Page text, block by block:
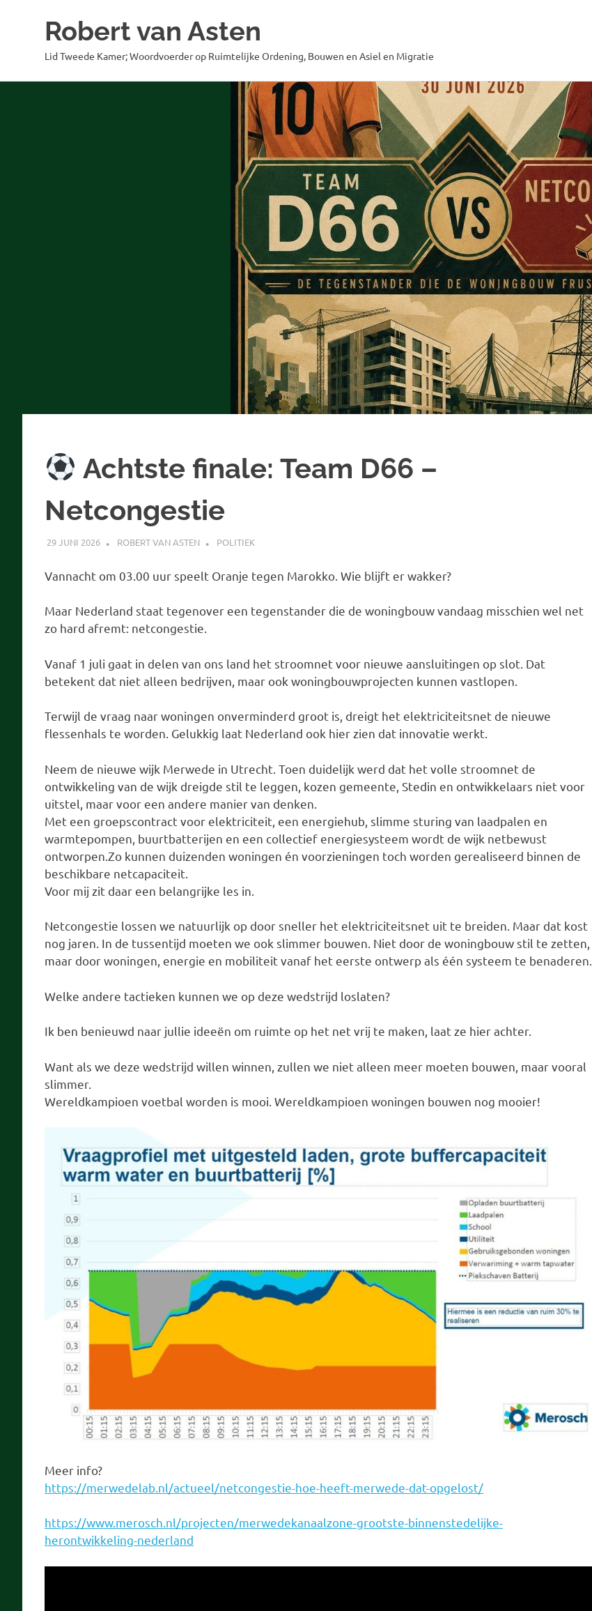
Robert van Asten
Lid Tweede Kamer; Woordvoerder op Ruimtelijke Ordening, Bouwen en Asiel en Migratie
Achtste finale: Team D66 –
Netcongestie
29 JUNI 2026 ROBERT VAN ASTEN POLITIEK
Vannacht om 03.00 uur speelt Oranje tegen Marokko. Wie blijft er wakker?
Maar Nederland staat tegenover een tegenstander die de woningbouw vandaag misschien wel net
zo hard afremt: netcongestie.
Vanaf 1 juli gaat in delen van ons land het stroomnet voor nieuwe aansluitingen op slot. Dat
betekent dat niet alleen bedrijven, maar ook woningbouwprojecten kunnen vastlopen.
Terwijl de vraag naar woningen onverminderd groot is, dreigt het elektriciteitsnet de nieuwe
flessenhals te worden. Gelukkig laat Nederland ook hier zien dat innovatie werkt.
Neem de nieuwe wijk Merwede in Utrecht. Toen duidelijk werd dat het volle stroomnet de
ontwikkeling van de wijk dreigde stil te leggen, kozen gemeente, Stedin en ontwikkelaars niet voor
uitstel, maar voor een andere manier van denken.
Met een groepscontract voor elektriciteit, een energiehub, slimme sturing van laadpalen en
warmtepompen, buurtbatterijen en een collectief energiesysteem wordt de wijk netbewust
ontworpen.Zo kunnen duizenden woningen én voorzieningen toch worden gerealiseerd binnen de
beschikbare netcapaciteit.
Voor mij zit daar een belangrijke les in.
Netcongestie lossen we natuurlijk op door sneller het elektriciteitsnet uit te breiden. Maar dat kost
nog jaren. In de tussentijd moeten we ook slimmer bouwen. Niet door de woningbouw stil te zetten,
maar door woningen, energie en mobiliteit vanaf het eerste ontwerp als één systeem te benaderen.
Welke andere tactieken kunnen we op deze wedstrijd loslaten?
Ik ben benieuwd naar jullie ideeën om ruimte op het net vrij te maken, laat ze hier achter.
Want als we deze wedstrijd willen winnen, zullen we niet alleen meer moeten bouwen, maar vooral
slimmer.
Wereldkampioen voetbal worden is mooi. Wereldkampioen woningen bouwen nog mooier!
Meer info?
https://merwedelab.nl/actueel/netcongestie-hoe-heeft-merwede-dat-opgelost/
https://www.merosch.nl/projecten/merwedekanaalzone-grootste-binnenstedelijke-
herontwikkeling-nederland